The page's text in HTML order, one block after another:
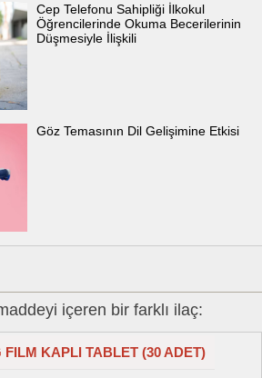
Cep Telefonu Sahipliği İlkokul
Öğrencilerinde Okuma Becerilerinin
Düşmesiyle İlişkili
Göz Temasının Dil Gelişimine Etkisi
içeren bir farklı ilaç:
FILM KAPLI TABLET (30 ADET)